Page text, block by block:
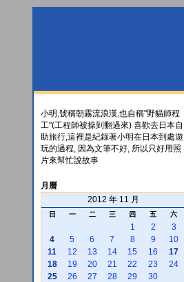
小明,號稱朝霧流浪漢,也自稱"野貓師程
工"(工程師被操到翻過來) 喜歡去日本自
助旅行,這裡是紀錄著小明在日本到處遊
玩的過程, 因為文筆不好, 所以只好用照
片來幫忙說故事
月曆
2012 年 11 月
日 一 二 三 四 五 六
1 2
3
4
5 6 7 8 9
10
11
12 13 14 15 16
17
18
19 20 21 22 23
24
25
26 27 28 29
30